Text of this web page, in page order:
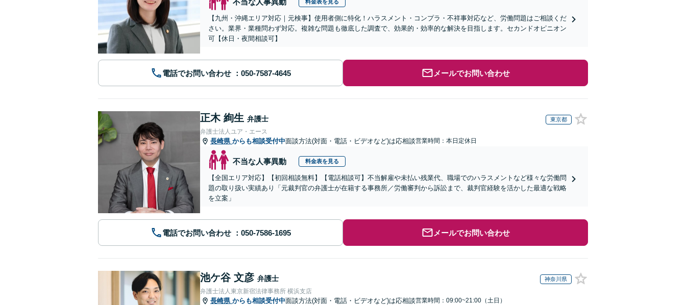
料金表を見る
【九州・沖縄エリア対応｜元検事】使用者側に特化！ハラスメント・コンプラ・不祥事対応など、労働問題はご相談くだ
さい。業界・業種問わず対応。複雑な問題も徹底した調査で、効果的・効率的な解決を目指します。セカンドオピニオン
可【休日・夜間相談可】
電話でお問い合わせ メールでお問い合わせ
正木 絢生 弁護士 東京都
弁護士法人ユア・エース
長崎県 からも相談受付中面談方法(対面・電話・ビデオなど)は応相談営業時間：本日定休日
不当な人事異動 料金表を見る
【全国エリア対応】【初回相談無料】【電話相談可】不当解雇や未払い残業代、職場でのハラスメントなど様々な労働問
題の取り扱い実績あり「元裁判官の弁護士が在籍する事務所／労働審判から訴訟まで、裁判官経験を活かした最適な戦略
を立案」
電話でお問い合わせ メールでお問い合わせ
池ケ谷 文彦 弁護士 神奈川県
弁護士法人東京新宿法律事務所 横浜支店
長崎県 からも相談受付中面談方法(対面・電話・ビデオなど)は応相談営業時間：09:00~21:00（土日）